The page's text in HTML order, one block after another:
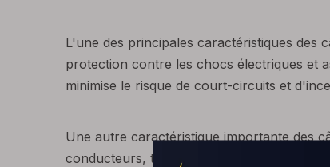
L'une des principales caractéristiques des
protection contre les chocs électriques et
minimise le risque de court-circuits et
Une autre caractéristique importante des
conducteurs, tels que le cuivre ou